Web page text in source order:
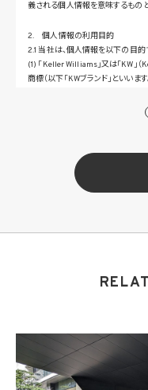
義される個人情報を意味するものと
2. 個人情報の利用目的
2.1 当社は、個人情報を以下の目的
(1) 「Keller Williams」又は「KW」
商標（以下「KWブランド」といい
せ等への対応のため
(3) 当社の商品、サービス等のご
(4) 当社サービスに関する当社の規
る行為に対する対応のため
も外国に所在する場合を含みます
ため。なお、KWエージェントとは
(8) 当社サービスを介して販売等
センサー、その他KWブランドを利
告、その他インターネット上におい
(9) 雇用管理及び社内手続のため